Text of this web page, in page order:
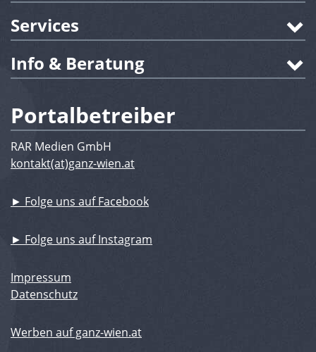
Services
Info & Beratung
Portalbetreiber
RAR Medien GmbH
kontakt(at)ganz-wien.at
► Folge uns auf Facebook
► Folge uns auf Instagram
Impressum
Datenschutz
Werben auf ganz-wien.at